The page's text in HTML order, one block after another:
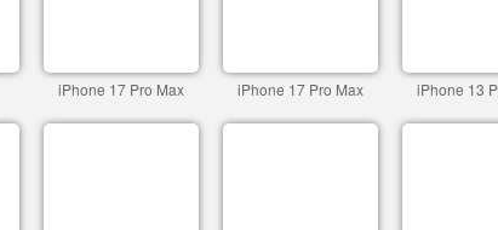
iPhone 17 Pro Max iPhone 17 Pro Max iPhone 13